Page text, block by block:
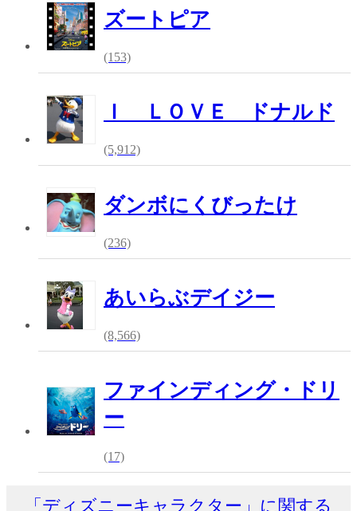
ズートピア
(153)
Ｉ ＬＯＶＥ ドナルド
(5,912)
ダンボにくびったけ
(236)
あいらぶデイジー
(8,566)
ファインディング・ドリ
ー
(17)
「ディズニーキャラクター」に関する